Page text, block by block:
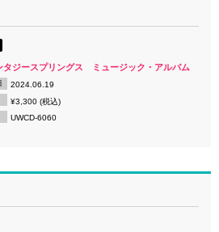
タジースプリングス ミュージック・アルバム
2024.06.19
¥3,300 (税込)
UWCD-6060